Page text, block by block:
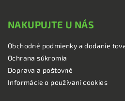
NAKUPUJTE U NÁS
Obchodné podmienky a dodanie
Ochrana súkromia
Doprava a poštovné
Informácie o používaní cookies